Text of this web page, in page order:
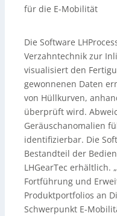
für die E-Mobilität
Die Software
Verzahntechnik zur
visualisiert den
gewonnenen Daten
von Hüllkurven,
überprüft wird.
Geräuschanomalien
identifizierbar. Die
Bestandteil der
LHGearTec erhältlich.
Fortführung und
Produktportfolios an
Schwerpunkt E-